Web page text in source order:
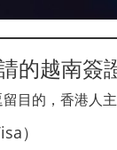
的越南簽
目的，香港人
）